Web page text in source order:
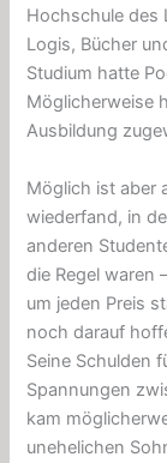
Hochschule des
Logis, Bücher
Studium hatte
Möglicherweise
Ausbildung
Möglich ist aber
wiederfand, in
anderen
die Regel waren
um jeden Preis
noch darauf
Seine Schulden
Spannungen
kam
unehelichen